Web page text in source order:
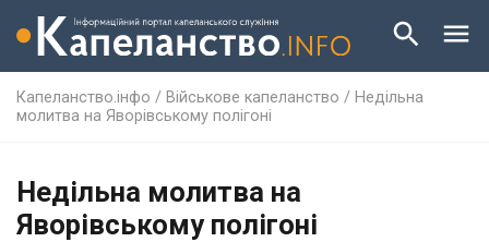
Капеланство.інфо / Військове капеланство / Недільна
молитва на Яворівському полігоні
Недільна молитва на
Яворівському полігоні